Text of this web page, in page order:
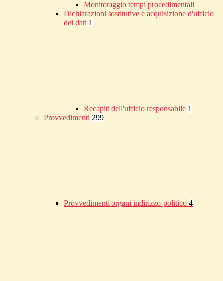
Monitoraggio tempi procedimentali
Dichiarazioni sostitutive e acquisizione d'ufficio
dei dati 1
Recapiti dell'ufficio responsabile 1
Provvedimenti 299
Provvedimenti organi indirizzo-politico 4